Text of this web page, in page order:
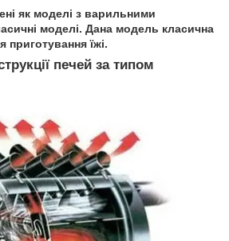
як моделі з варильними
моделі. Дана модель класична
приготування їжі.
печей за типом